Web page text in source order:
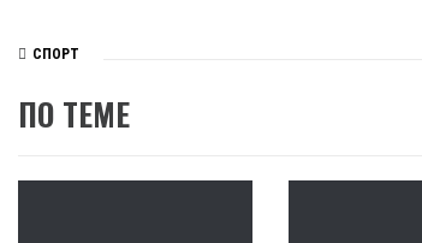
СПОРТ
ПО ТЕМЕ